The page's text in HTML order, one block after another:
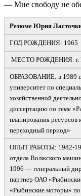
— Мне свободу не
Резюме Юрия
ГОД РОЖДЕНИЯ: 1965
МЕСТО РОЖДЕНИЯ: г.
ОБРАЗОВАНИЕ: в 1989 г.
университет по
хозяйственной
диссертацию по теме
планирования
переходный период»
ОПЫТ РАБОТЫ: 1982-
отдела Волжского
1996 — генеральный
партнер ОАО
«Рыбинские моторы»